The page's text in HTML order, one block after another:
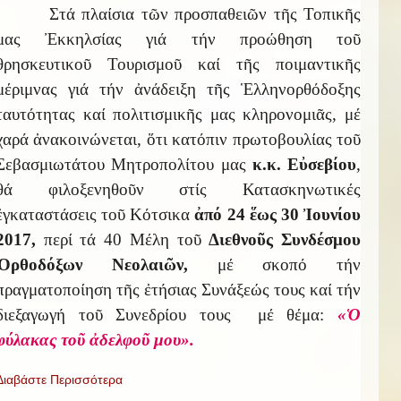
Στά πλαίσια τῶν προσπαθειῶν τῆς Τοπικῆς
Ἐκκηλσίας γιά τήν προώθηση τοῦ
Τουρισμοῦ καί τῆς ποιμαντικῆς
γιά τήν ἀνάδειξη τῆς Ἑλληνορθόδοξης
καί πολιτισμικῆς μας κληρονομιᾶς, μέ
ἀνακοινώνεται, ὅτι κατόπιν πρωτοβουλίας τοῦ
Μητροπολίτου μας κ.κ. Εὐσεβίου,
φιλοξενηθοῦν στίς Κατασκηνωτικές
τοῦ Κότσικαἀπό 24 ἕως 30 Ἰουνίου
περί τά 40 Μέλη τοῦΔιεθνοῦς Συνδέσμου
Νεολαιῶν, μέ σκοπό τήν
τῆς ἐτήσιας Συνάξεώς τους καί τήν
τοῦ Συνεδρίου τους μέ θέμα: «Ὁ
τοῦ ἀδελφοῦ μου».
Περισσότερα